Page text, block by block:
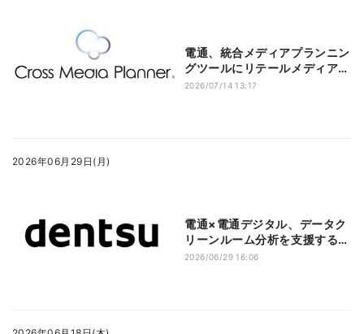
電通、統合メディアプランニン
グツールにリテールメディアの
データを初導入
2026/07/14 13:17
2026年06月29日(月)
電通×電通デジタル、データク
リーンルーム分析を支援する
「Tobiras Agent」
2026/06/29 16:06